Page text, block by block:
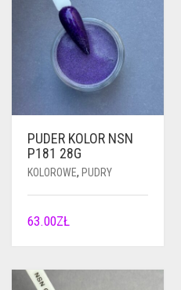
PUDER KOLOR NSN
P181 28G
KOLOROWE, PUDRY
63.00ZŁ